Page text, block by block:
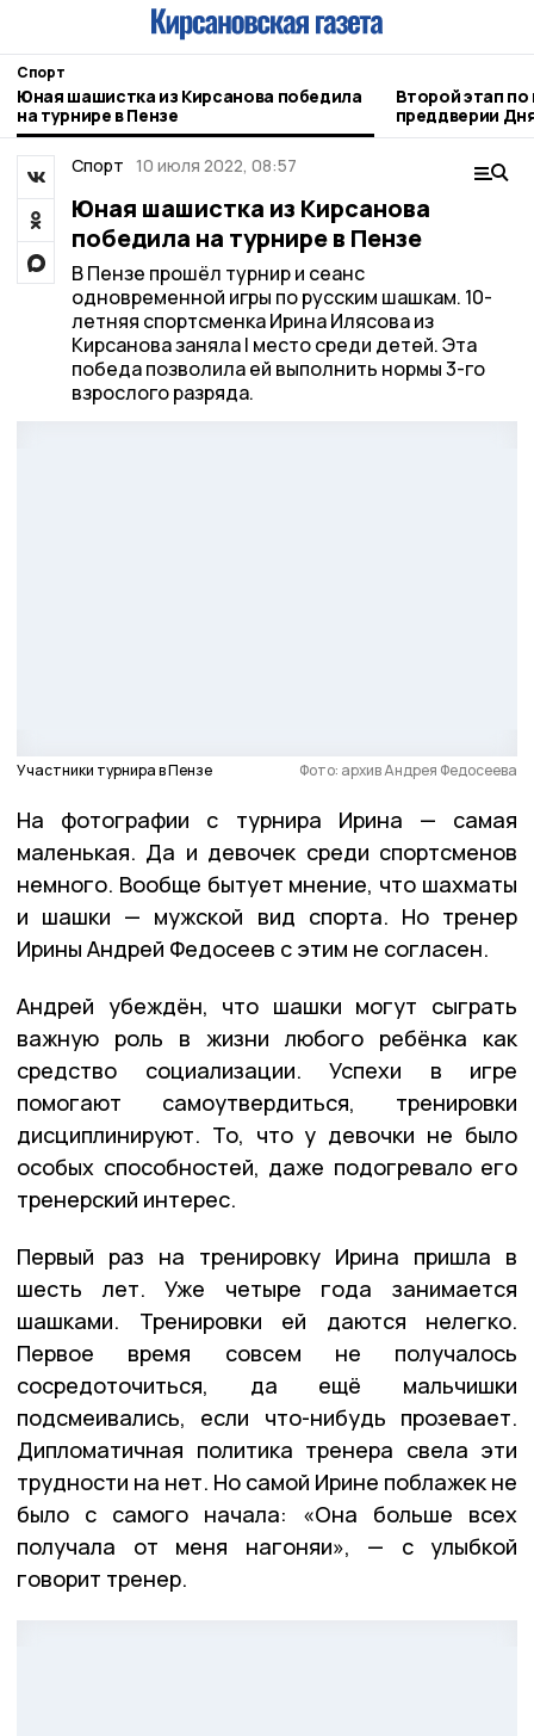
Спорт
Юная шашистка из Кирсанова победила
на турнире в Пензе
Второй этап по
преддверии Дня физкультурника прошёл
в Кирсанове
Спорт 10 июля 2022, 08:57
Юная шашистка из Кирсанова
победила на турнире в Пензе
В Пензе прошёл турнир и сеанс
одновременной игры по русским шашкам. 10-
летняя спортсменка Ирина Илясова из
Кирсанова заняла I место среди детей. Эта
победа позволила ей выполнить нормы 3-го
взрослого разряда.
Участники турнира в Пензе Фото: архив Андрея Федосеева
На фотографии с турнира Ирина — самая
маленькая. Да и девочек среди спортсменов
немного. Вообще бытует мнение, что шахматы
и шашки — мужской вид спорта. Но тренер
Ирины Андрей Федосеев с этим не согласен.
Андрей убеждён, что шашки могут сыграть
важную роль в жизни любого ребёнка как
средство социализации. Успехи в игре
помогают самоутвердиться, тренировки
дисциплинируют. То, что у девочки не было
особых способностей, даже подогревало его
тренерский интерес.
Первый раз на тренировку Ирина пришла в
шесть лет. Уже четыре года занимается
шашками. Тренировки ей даются нелегко.
Первое время совсем не получалось
сосредоточиться, да ещё мальчишки
подсмеивались, если что-нибудь прозевает.
Дипломатичная политика тренера свела эти
трудности на нет. Но самой Ирине поблажек не
было с самого начала: «Она больше всех
получала от меня нагоняи», — с улыбкой
говорит тренер.